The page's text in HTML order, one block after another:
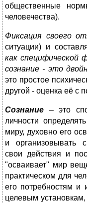
общественные
человечества).
Фиксация своего
ситуации) и
как специфической
сознание - это
это простое
другой - оценка её с
Сознание – это
личности
миру, духовно его
и организовывать
свои действия и
"осваивает" мир
практическом для
его потребностям и
целевым